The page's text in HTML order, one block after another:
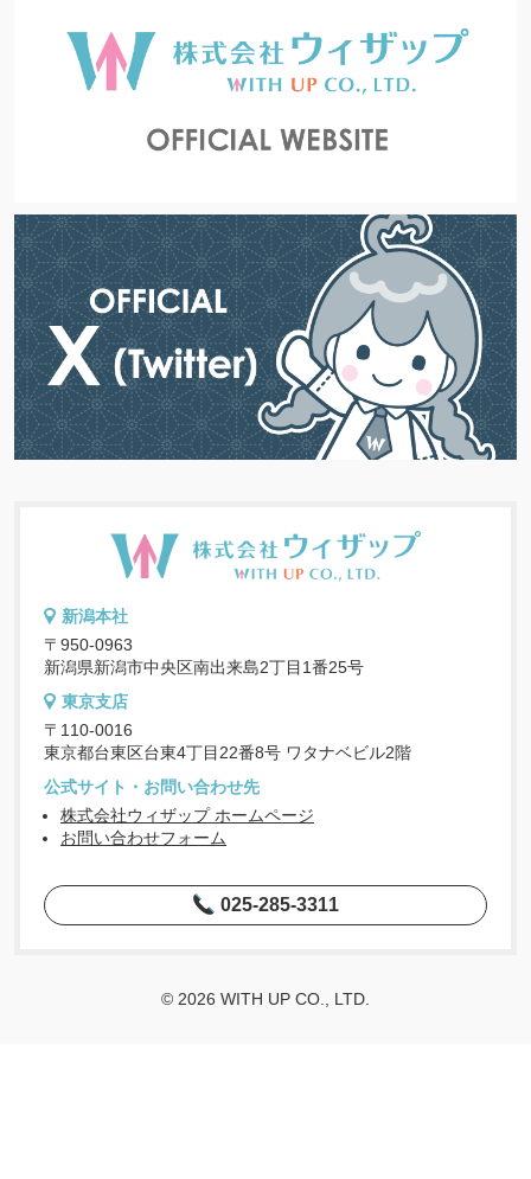
新潟本社
〒950-0963
新潟県新潟市中央区南出来島2丁目1番25号
東京支店
〒110-0016
東京都台東区台東4丁目22番8号 ワタナベビル2階
公式サイト・お問い合わせ先
株式会社ウィザップ ホームページ
お問い合わせフォーム
025-285-3311
© 2026 WITH UP CO., LTD.